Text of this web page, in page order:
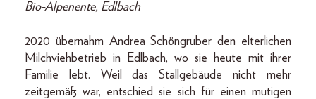
Bio-Alpenente, Edlbach
2020 übernahm Andrea Schöngruber den elterlichen
Milchviehbetrieb in Edlbach, wo sie heute mit ihrer
Familie lebt. Weil das Stallgebäude nicht mehr
zeitgemäß war, entschied sie sich für einen mutigen